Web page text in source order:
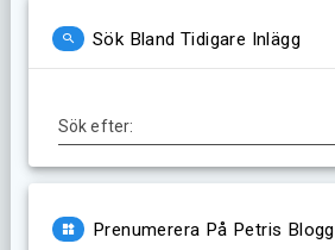
Sök Bland Tidigare Inlägg
Sök efter:
Prenumerera På Petris Blogg